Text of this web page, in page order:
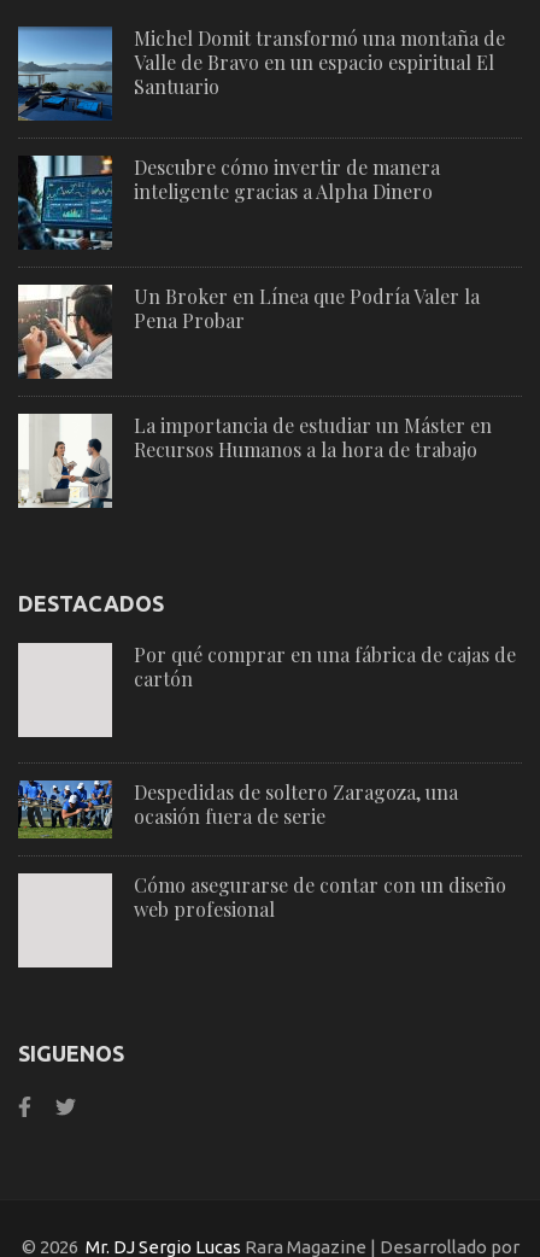
Michel Domit transformó una montaña de
Valle de Bravo en un espacio espiritual El
Santuario
Descubre cómo invertir de manera
inteligente gracias a Alpha Dinero
Un Broker en Línea que Podría Valer la
Pena Probar
La importancia de estudiar un Máster en
Recursos Humanos a la hora de trabajo
DESTACADOS
Por qué comprar en una fábrica de cajas de
cartón
Despedidas de soltero Zaragoza, una
ocasión fuera de serie
Cómo asegurarse de contar con un diseño
web profesional
SIGUENOS
© 2026 Mr. DJ Sergio Lucas Rara Magazine | Desarrollado por